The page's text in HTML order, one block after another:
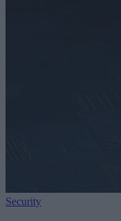
Security